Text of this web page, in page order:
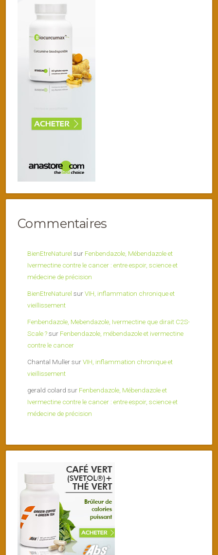
Commentaires
BienEtreNaturel sur Fenbendazole, Mébendazole et
Ivermectine contre le cancer : entre espoir, science et
médecine de précision
BienEtreNaturel surVIH, inflammation chronique et
vieillissement
Fenbendazole, Mebendazole, Ivermectine que dirait C2S-
Scale ?sur Fenbendazole, mébendazole et ivermectine
contre le cancer
Chantal MullersurVIH, inflammation chronique et
vieillissement
gerald colard sur Fenbendazole, Mébendazole et
Ivermectine contre le cancer : entre espoir, science et
médecine de précision